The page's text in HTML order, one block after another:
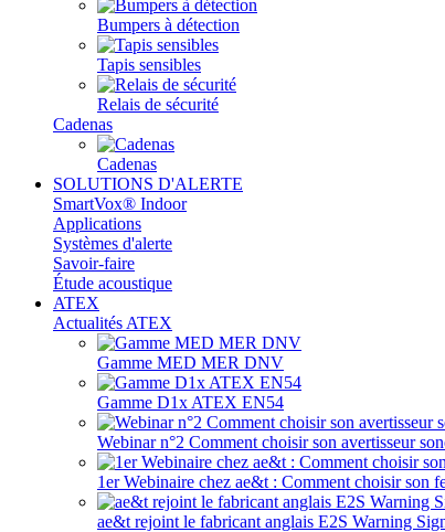
Bumpers à détection
Tapis sensibles
Relais de sécurité
Cadenas
Cadenas
SOLUTIONS D'ALERTE
SmartVox® Indoor
Applications
Systèmes d'alerte
Savoir-faire
Étude acoustique
ATEX
Actualités ATEX
Gamme MED MER DNV
Gamme D1x ATEX EN54
Webinar n°2 Comment choisir son avertisseur
1er Webinaire chez ae&t : Comment choisir son
ae&t rejoint le fabricant anglais E2S Warning